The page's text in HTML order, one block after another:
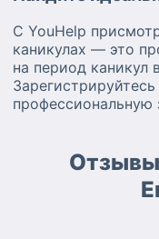
С YouHelp
каникулах — это
на период каникул
профессиональную
Отзывы